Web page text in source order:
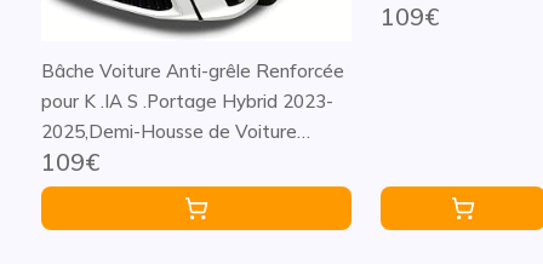
Bâche Voiture Anti-grêle Renforcée
pour K .IA S .Portage Hybrid 2023-
2025,Demi-Housse de Voiture
Imperméable Protection Contre
Intempéries,UV,Bosses pour
Berline/SUV/MPV(Color:Black;Size:5.3
109€
pour K .IA S
UV pour
Berline,SUV,MPV
109€